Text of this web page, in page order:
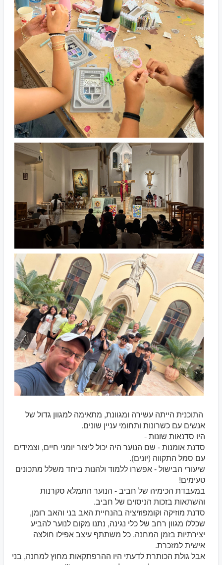
התוכנית הייתה עשירה ומגוונת, מתאימה למגוון גדול של
אנשים עם כשרונות ותחומי עניין שונים.
היו סדנאות שונות -
סדנת אומנות - שם הנוער היה יכול ליצור יומני חיים, וצמידים
עם סמל התקווה (יונים).
שיעורי הבישול - אפשרו ללמוד ולהנות ביחד משלל מתכונים
טעימים!
במעבדת הכימיה של חביב - הנוער התמלא סקרנות
והשתאות בזכות הניסוים של חביב.
סדנת מוזיקה וקומפוזיציה בהנחיית האב בני והאב רומן,
שכללו מגוון רחב של כלי נגינה, נתנו מקום לנוער להביע
יצירתיות בזמן המחנה. כל משתתף עיצב אפילו חולצה
אישית למזכרת.
אבל גולת הכותרת לדעתי היו ההרפתקאות מחוץ למחנה, בני